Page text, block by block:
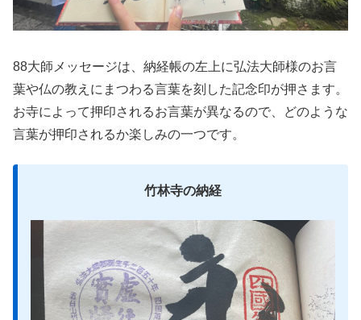
88大師メッセージは、納経帳の左上に弘法大師様のお言
葉や仏の教えにまつわる言葉を刻した記念印が押さます。
お寺によって押印されるお言葉が異なるので、どのような
言葉が押印されるか楽しみの一つです。
竹林寺の納経